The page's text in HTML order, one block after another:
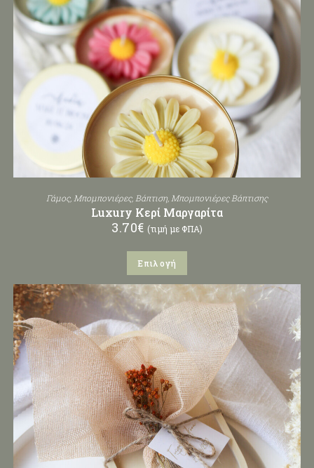
Γάμος,Μπομπονιέρες,Βάπτιση,Μπομπονιέρες Βάπτισης
Luxury Κερί Μαργαρίτα
3.70€ (τιμή με ΦΠΑ)
Επιλογή